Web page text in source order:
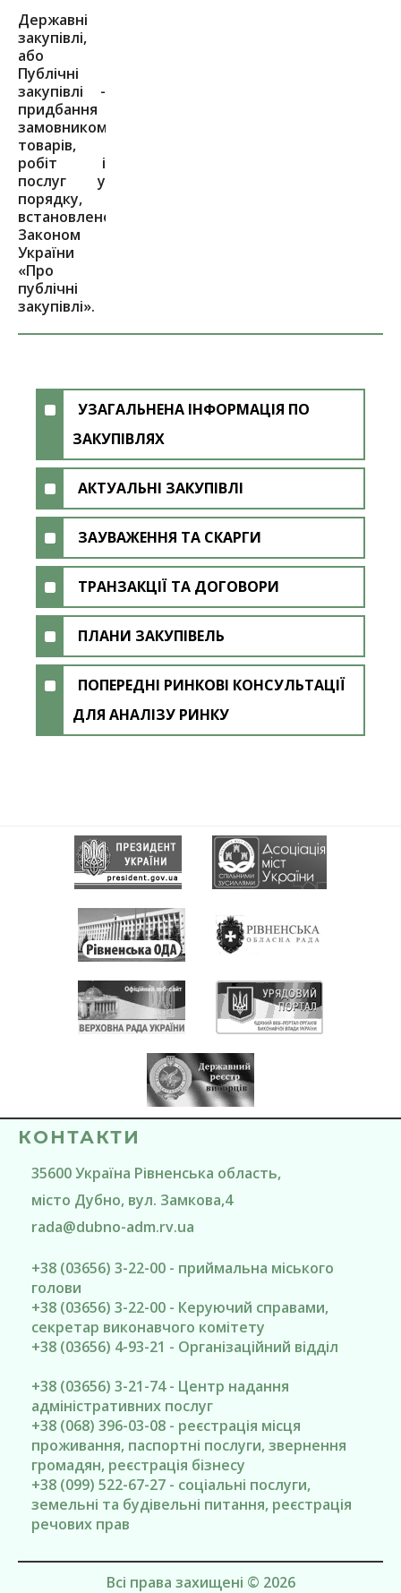
Державні
закупівлі,
або
Публічні
закупівлі -
придбання
замовником
товарів,
робіт і
послуг у
порядку,
встановленому
Законом
України
«Про
публічні
закупівлі».
УЗАГАЛЬНЕНА ІНФОРМАЦІЯ ПО
ЗАКУПІВЛЯХ
АКТУАЛЬНІ ЗАКУПІВЛІ
ЗАУВАЖЕННЯ ТА СКАРГИ
ТРАНЗАКЦІЇ ТА ДОГОВОРИ
ПЛАНИ ЗАКУПІВЕЛЬ
ПОПЕРЕДНІ РИНКОВІ КОНСУЛЬТАЦІЇ
ДЛЯ АНАЛІЗУ РИНКУ
КОНТАКТИ
35600Україна Рівненська область,
місто Дубно, вул. Замкова,4
rada@dubno-adm.rv.ua
+38 (03656) 3-22-00 - приймальна міського
голови
+38 (03656) 3-22-00 - Керуючий справами,
секретар виконавчого комітету
+38 (03656) 4-93-21 - Організаційний відділ
+38 (03656) 3-21-74 - Центр надання
адміністративних послуг
+38 (068) 396-03-08 - реєстрація місця
проживання, паспортні послуги, звернення
громадян, реєстрація бізнесу
+38 (099) 522-67-27 - соціальні послуги,
земельні та будівельні питання, реєстрація
речових прав
Всі права захищені © 2026